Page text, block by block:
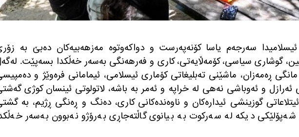
سەرجەم یاسا کۆنەپەرست و دواکەوتوە مەزهەبیەکان دەبێ بە
گوشاری سیاسی، کۆمەڵایەتی، کاری و فەرهەنگی بەسەر خەڵکدا بسەپێت.
ڕەمەزان، ماشێنی تەبلیغاتی کۆماری ئیسلامی، ئیمامانی فرەوێژ و
ئەرازل و ئەوباشی نەهی لە خراپە و ئەمر بە باشە، لاتولوتی ئینسان کوژی
گوزینشی ئیدارەکان و ناوەندەکانی کاری، دەنگ و ڕەنگی ڕژیم، بە
شەپۆلێکی دیکە لە سەرکوت بە بیانوی گاڵتەجاڕی بەرۆژو نەبوون بەسەر